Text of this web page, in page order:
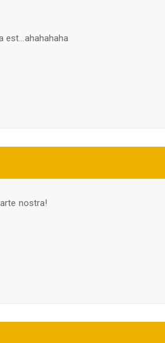
est...ahahahaha
nostra!